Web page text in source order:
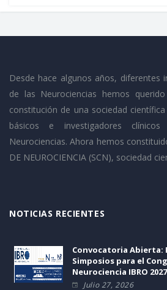
Desde hace algunos años, diferentes
de las Neurociencias hemos
constitución de una sociedad
básicos e investigadores
Neurociencias. Ahora hemos
DE NEUROCIENCIA (SCN), sociedad
NOTICIAS RECIENTES
Convocatoria Abierta:
Simposios para el
Neurociencia IBRO 2027
Julio 27, 2026